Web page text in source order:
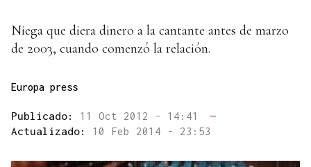
Niega que diera dinero a la cantante antes de marzo
de 2003, cuando comenzó la relación.
Europa press
Publicado: 11 Oct 2012 - 14:41
—
Actualizado: 10 Feb 2014 - 23:53